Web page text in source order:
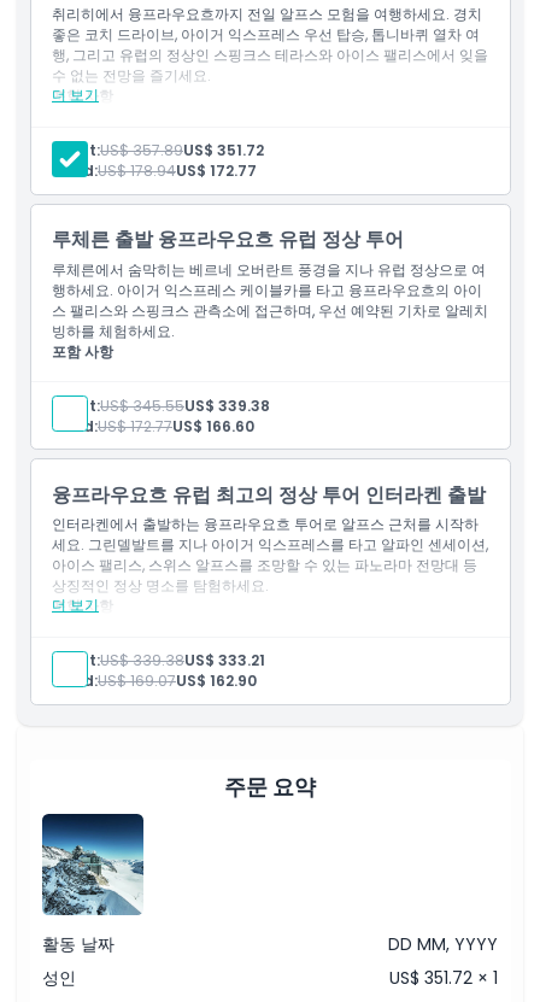
아동 성인 정책
포함되지 않는 사항
적합하지 않은 대상
알아야 할 사항
위치
복장 규정
취소 정책
취리히에서 융프라우요흐까지 전일 알프스 모험을 여행하세요. 경치
좋은 코치 드라이브, 아이거 익스프레스 우선 탑승, 톱니바퀴 열차 여
행, 그리고 유럽의 정상인 스핑크스 테라스와 아이스 팰리스에서 잊을
수 없는 전망을 즐기세요.
더 보기
포함 사항
투어 가이드
지역 열차
입장권
Adult:US$ 357.89US$ 351.72
Child:US$ 178.94US$ 172.77
루체른 출발 융프라우요흐 유럽 정상 투어
루체른에서 숨막히는 베르네 오버란트 풍경을 지나 유럽 정상으로 여
행하세요. 아이거 익스프레스 케이블카를 타고 융프라우요흐의 아이
스 팰리스와 스핑크스 관측소에 접근하며, 우선 예약된 기차로 알레치
빙하를 체험하세요.
포함 사항
투어 가이드
지역 열차
입장권
Adult:US$ 345.55US$ 339.38
Child:US$ 172.77US$ 166.60
융프라우요흐 유럽 최고의 정상 투어 인터라켄 출발
인터라켄에서 출발하는 융프라우요흐 투어로 알프스 근처를 시작하
세요. 그린델발트를 지나 아이거 익스프레스를 타고 알파인 센세이션,
아이스 팰리스, 스위스 알프스를 조망할 수 있는 파노라마 전망대 등
상징적인 정상 명소를 탐험하세요.
더 보기
포함 사항
투어 가이드
지역 열차
입장권
Adult:US$ 339.38US$ 333.21
Child:US$ 169.07US$ 162.90
주문 요약
활동 날짜
DD MM, YYYY
성인
US$ 351.72 × 1